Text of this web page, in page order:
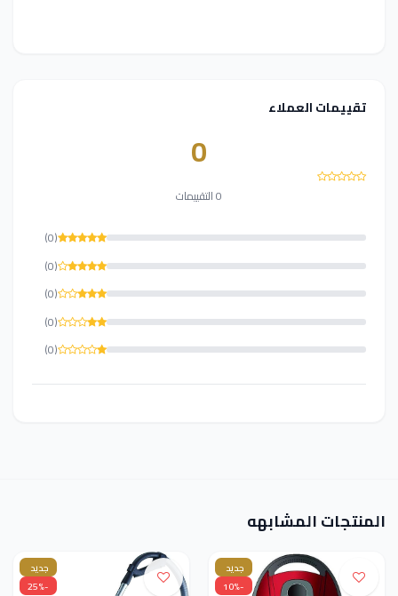
تقييمات العملاء
0
0 التقييمات
(0)
(0)
(0)
(0)
(0)
المنتجات المشابهه
جديد
-10%
جديد
-25%